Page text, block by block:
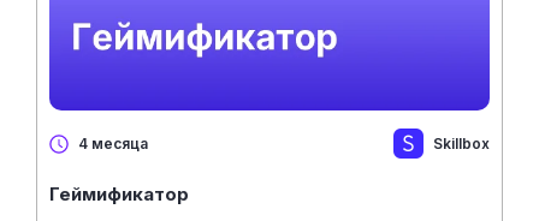
4 месяца Skillbox
Геймификатор